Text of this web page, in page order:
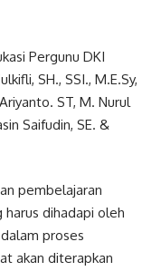
Pergunu DKI
SH., SSI., M.E.Sy,
ST, M. Nurul
Saifudin, SE. &
pembelajaran
dihadapi oleh
proses
akan diterapkan